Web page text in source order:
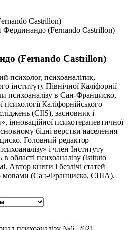
Castrillon)
Фердинандо (Fernando Castrillon)
(Fernando Castrillon)
психолог, психоаналітик,
інституту Північної Каліфорнії
психоаналізу в Сан-Франциско,
Каліфорнійського
(CIIS), засновник і
інноваційної психотерапевтичної
бідні верстви населення
Головний редактор
і член Інституту
області психоаналізу (Istituto
Автор книги і безлічі статей
мовами (Сан-Франциско, США).